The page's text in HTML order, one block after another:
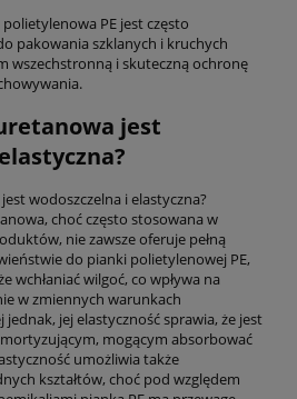
PE jest często
pakowania szklanych i kruchych
wszechstronną i skuteczną ochronę
jest
wodoszczelna i elastyczna?
choć często stosowana w
nie zawsze oferuje pełną
do pianki polietylenowej PE,
wchłaniać wilgoć, co wpływa na
w zmiennych warunkach
jej elastyczność sprawia, że jest
mogącym absorbować
umożliwia także
kształtów, choć pod względem